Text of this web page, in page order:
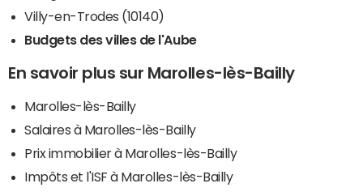
Villy-en-Trodes (10140)
Budgets des villes de l'Aube
En savoir plus sur Marolles-lès-Bailly
Marolles-lès-Bailly
Salaires à Marolles-lès-Bailly
Prix immobilier à Marolles-lès-Bailly
Impôts et l'ISF à Marolles-lès-Bailly